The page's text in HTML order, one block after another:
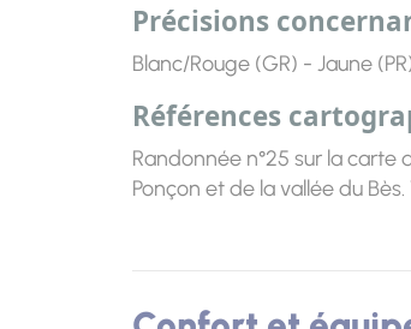
Précisions
Blanc/Rouge (GR) - Jaune
Références
Randonnée n°25 sur la
Ponçon et de la vallée du Bès.